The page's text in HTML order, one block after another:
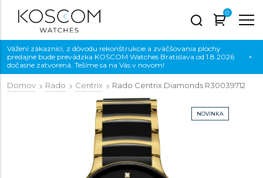
0
Vážení zákazníci, z dôvodu rekonštrukcie a zväčšovania plochy
predajne bude prevádzka KOSCOM Watches Bratislava od 1.8.2026
dočasne zatvorená. Tešíme sa na Vás v novom!
×
Domov Rado Centrix Rado Centrix Diamonds R30039712
NOVINKA